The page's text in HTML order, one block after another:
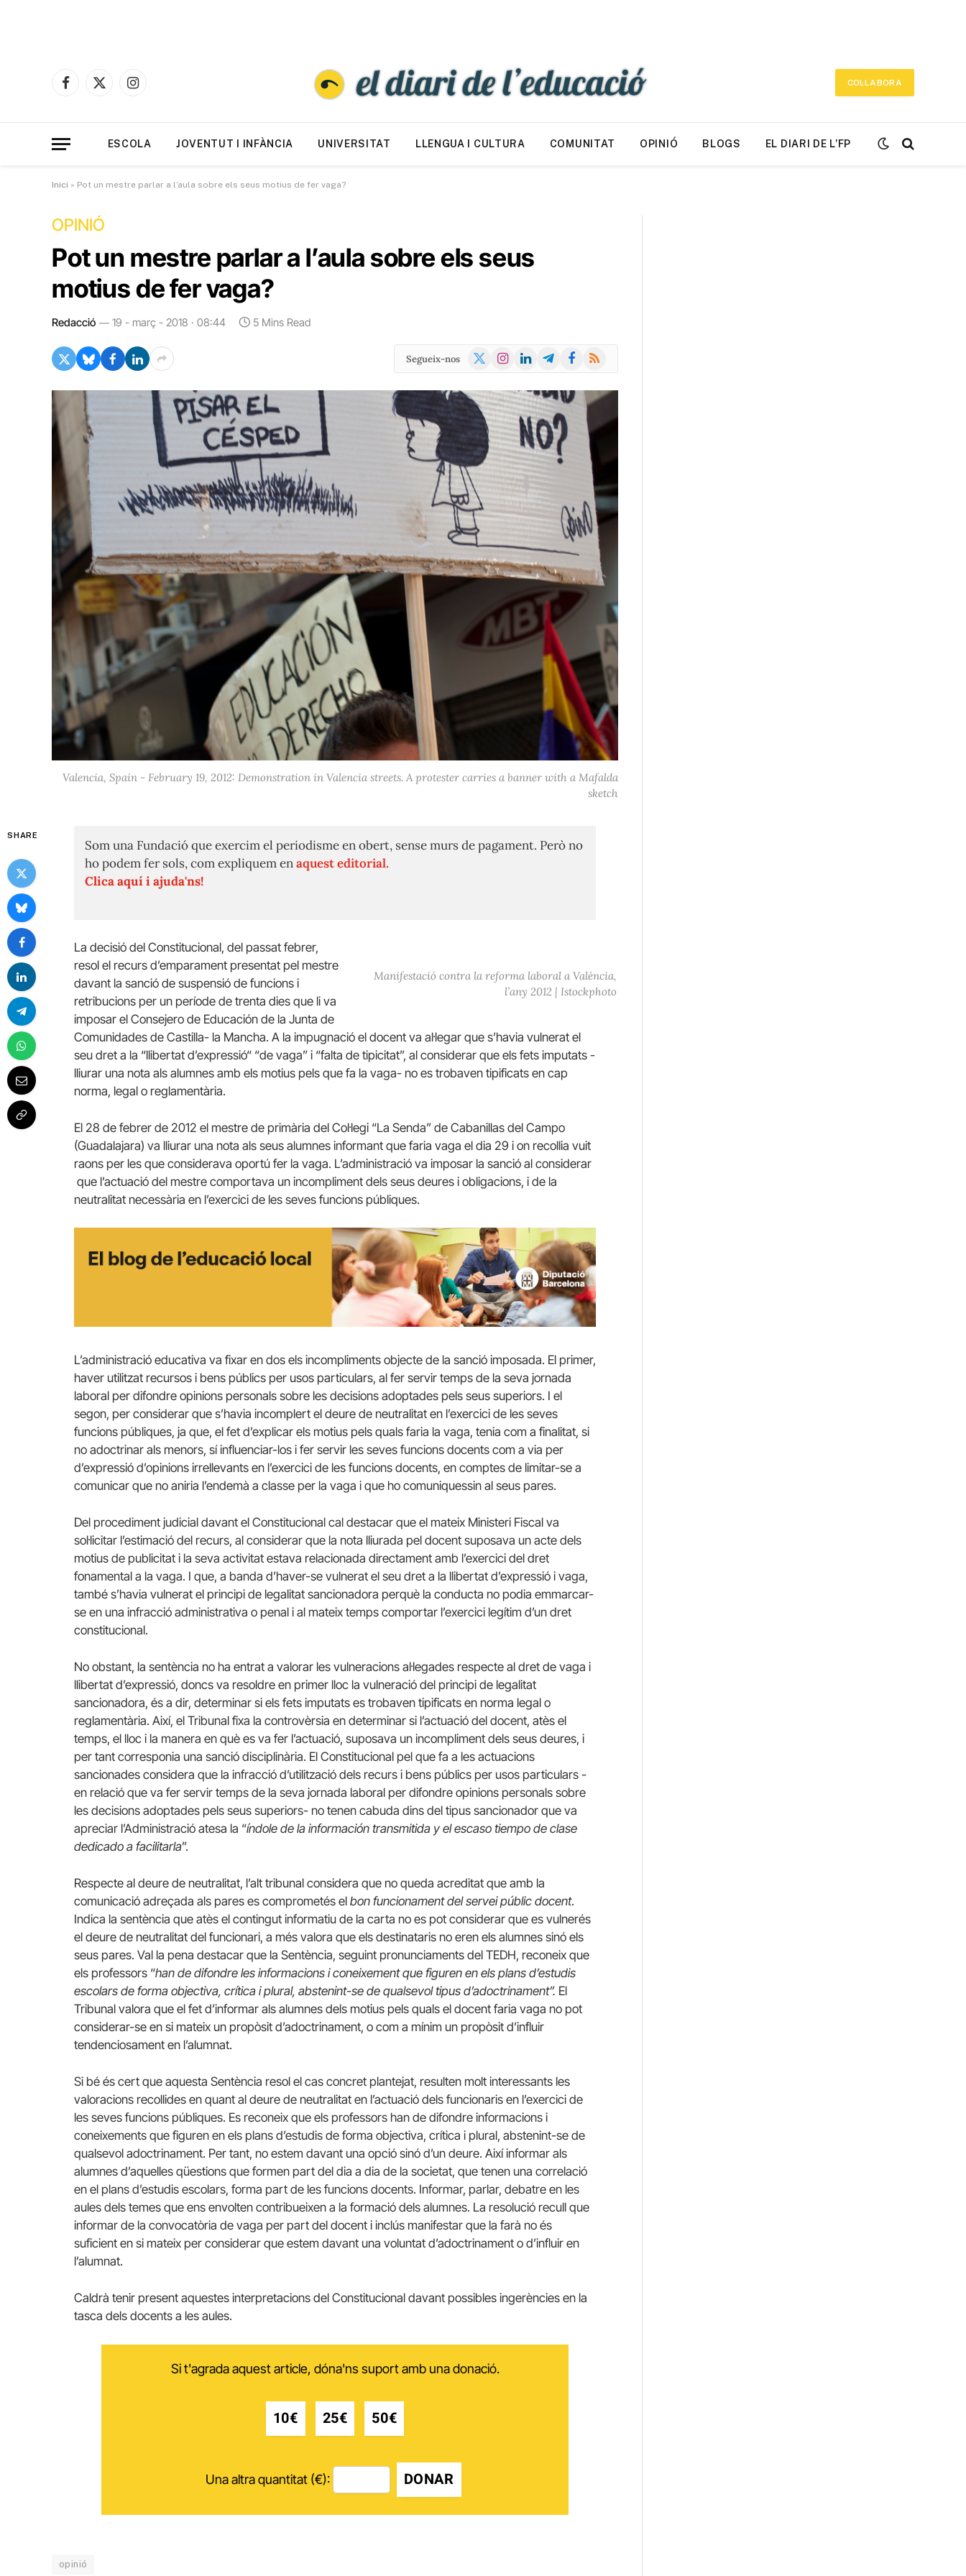
Facebook
X
Instagram
COL·LABORA
ESCOLA JOVENTUT I INFÀNCIA UNIVERSITAT LLENGUA I CULTURA COMUNITAT OPINIÓ BLOGS EL DIARI DE L’FP
Inici » Pot un mestre parlar a l’aula sobre els seus motius de fer vaga?
OPINIÓ
Pot un mestre parlar a l’aula sobre els seus
motius de fer vaga?
Redacció 19 - març - 2018 · 08:44 5 Mins Read
Segueix-nos
X
Instagram
LinkedInTelegramFacebook
RSS
Valencia, Spain - February 19, 2012: Demonstration in Valencia streets. A protester carries a banner with a Mafalda
sketch
SHARE
Som una Fundació que exercim el periodisme en obert, sense murs de pagament. Però no
ho podem fer sols, com expliquem enaquest editorial.
Clica aquí i ajuda'ns!
Manifestació contra la reforma laboral a València,
l’any 2012 | Istockphoto
La decisió del Constitucional, del passat febrer,
resol el recurs d’emparament presentat pel mestre
davant la sanció de suspensió de funcions i
retribucions per un període de trenta dies que li va
imposar el Consejero de Educación de la Junta de
Comunidades de Castilla- la Mancha. A la impugnació el docent va al·legar que s’havia vulnerat el
seu dret a la “llibertat d’expressió“ “de vaga” i “falta de tipicitat”, al considerar que els fets imputats -
lliurar una nota als alumnes amb els motius pels que fa la vaga- no es trobaven tipificats en cap
norma, legal o reglamentària.
El 28 de febrer de 2012 el mestre de primària del Col·legi “La Senda” de Cabanillas del Campo
(Guadalajara) va lliurar una nota als seus alumnes informant que faria vaga el dia 29 i on recollia vuit
raons per les que considerava oportú fer la vaga. L’administració va imposar la sanció al considerar
que l’actuació del mestre comportava un incompliment dels seus deures i obligacions, i de la
neutralitat necessària en l’exercici de les seves funcions públiques.
L’administració educativa va fixar en dos els incompliments objecte de la sanció imposada. El primer,
haver utilitzat recursos i bens públics per usos particulars, al fer servir temps de la seva jornada
laboral per difondre opinions personals sobre les decisions adoptades pels seus superiors. I el
segon, per considerar que s’havia incomplert el deure de neutralitat en l’exercici de les seves
funcions públiques, ja que, el fet d’explicar els motius pels quals faria la vaga, tenia com a finalitat, si
no adoctrinar als menors, sí influenciar-los i fer servir les seves funcions docents com a via per
d’expressió d’opinions irrellevants en l’exercici de les funcions docents, en comptes de limitar-se a
comunicar que no aniria l’endemà a classe per la vaga i que ho comuniquessin al seus pares.
Del procediment judicial davant el Constitucional cal destacar que el mateix Ministeri Fiscal va
sol·licitar l’estimació del recurs, al considerar que la nota lliurada pel docent suposava un acte dels
motius de publicitat i la seva activitat estava relacionada directament amb l’exercici del dret
fonamental a la vaga. I que, a banda d’haver-se vulnerat el seu dret a la llibertat d’expressió i vaga,
també s’havia vulnerat el principi de legalitat sancionadora perquè la conducta no podia emmarcar-
se en una infracció administrativa o penal i al mateix temps comportar l’exercici legítim d’un dret
constitucional.
No obstant, la sentència no ha entrat a valorar les vulneracions al·legades respecte al dret de vaga i
llibertat d’expressió, doncs va resoldre en primer lloc la vulneració del principi de legalitat
sancionadora, és a dir, determinar si els fets imputats es trobaven tipificats en norma legal o
reglamentària. Així, el Tribunal fixa la controvèrsia en determinar si l’actuació del docent, atès el
temps, el lloc i la manera en què es va fer l’actuació, suposava un incompliment dels seus deures, i
per tant corresponia una sanció disciplinària. El Constitucional pel que fa a les actuacions
sancionades considera que la infracció d’utilització dels recurs i bens públics per usos particulars -
en relació que va fer servir temps de la seva jornada laboral per difondre opinions personals sobre
les decisions adoptades pels seus superiors- no tenen cabuda dins del tipus sancionador que va
apreciar l’Administració atesa la “índole de la información transmitida y el escaso tiempo de clase
dedicado a facilitarla”.
Respecte al deure de neutralitat, l’alt tribunal considera que no queda acreditat que amb la
comunicació adreçada als pares es comprometés el bon funcionament del servei públic docent.
Indica la sentència que atès el contingut informatiu de la carta no es pot considerar que es vulnerés
el deure de neutralitat del funcionari, a més valora que els destinataris no eren els alumnes sinó els
seus pares. Val la pena destacar que la Sentència, seguint pronunciaments del TEDH, reconeix que
els professors “han de difondre les informacions i coneixement que figuren en els plans d’estudis
escolars de forma objectiva, crítica i plural, abstenint-se de qualsevol tipus d’adoctrinament”. El
Tribunal valora que el fet d’informar als alumnes dels motius pels quals el docent faria vaga no pot
considerar-se en si mateix un propòsit d’adoctrinament, o com a mínim un propòsit d’influir
tendenciosament en l’alumnat.
Si bé és cert que aquesta Sentència resol el cas concret plantejat, resulten molt interessants les
valoracions recollides en quant al deure de neutralitat en l’actuació dels funcionaris en l’exercici de
les seves funcions públiques. Es reconeix que els professors han de difondre informacions i
coneixements que figuren en els plans d’estudis de forma objectiva, crítica i plural, abstenint-se de
qualsevol adoctrinament. Per tant, no estem davant una opció sinó d’un deure. Així informar als
alumnes d’aquelles qüestions que formen part del dia a dia de la societat, que tenen una correlació
en el plans d’estudis escolars, forma part de les funcions docents. Informar, parlar, debatre en les
aules dels temes que ens envolten contribueixen a la formació dels alumnes. La resolució recull que
informar de la convocatòria de vaga per part del docent i inclús manifestar que la farà no és
suficient en si mateix per considerar que estem davant una voluntat d’adoctrinament o d’influir en
l’alumnat.
Caldrà tenir present aquestes interpretacions del Constitucional davant possibles ingerències en la
tasca dels docents a les aules.
Si t'agrada aquest article, dóna'ns suport amb una donació.
10€ 25€ 50€
Una altra quantitat (€): DONAR
opinió